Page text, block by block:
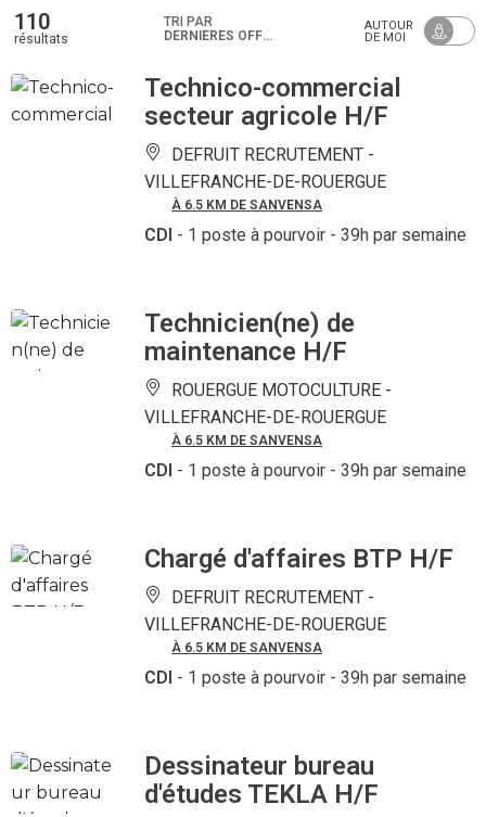
110
résultats
TRI PAR
DERNIÈRES OFFRES
AUTOUR
DE MOI
Technico-commercial
secteur agricole H/F
DEFRUIT RECRUTEMENT -
VILLEFRANCHE-DE-ROUERGUE
À 6.5 KM DE SANVENSA
CDI - 1 poste à pourvoir - 39h par semaine
Technicien(ne) de
maintenance H/F
ROUERGUE MOTOCULTURE -
VILLEFRANCHE-DE-ROUERGUE
À 6.5 KM DE SANVENSA
CDI - 1 poste à pourvoir - 39h par semaine
Chargé d'affaires BTP H/F
DEFRUIT RECRUTEMENT -
VILLEFRANCHE-DE-ROUERGUE
À 6.5 KM DE SANVENSA
CDI - 1 poste à pourvoir - 39h par semaine
Dessinateur bureau
d'études TEKLA H/F